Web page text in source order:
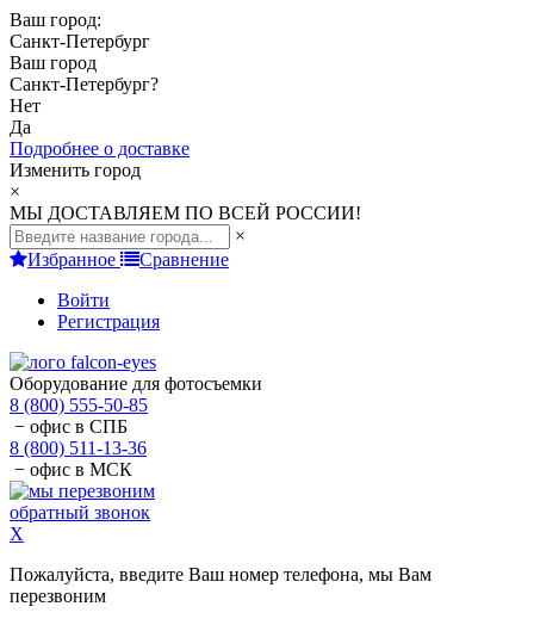
Ваш город:
Санкт-Петербург
Ваш город
Санкт-Петербург?
Нет
Да
Подробнее о доставке
Изменить город
×
МЫ ДОСТАВЛЯЕМ ПО ВСЕЙ РОССИИ!
×
Избранное
Сравнение
Войти
Регистрация
Оборудование для фотосъемки
8 (800) 555-50-85
− офис в СПБ
8 (800) 511-13-36
− офис в МСК
обратный звонок
X
Пожалуйста, введите Ваш номер телефона, мы Вам
перезвоним